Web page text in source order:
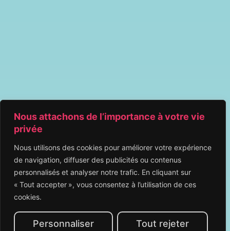
Nous attachons de l’importance à votre vie
privée
Nous utilisons des cookies pour améliorer votre expérience
de navigation, diffuser des publicités ou contenus
personnalisés et analyser notre trafic. En cliquant sur
« Tout accepter », vous consentez à l’utilisation de ces
cookies.
Personnaliser Tout rejeter